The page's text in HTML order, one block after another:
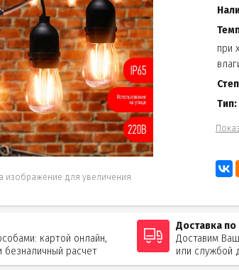
изображение для увеличения
при
Тип:
картой онлайн,
безналичный расчет
Доставка по
Доставим
или службой